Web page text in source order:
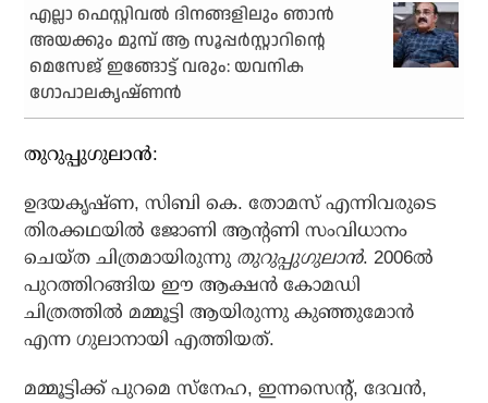
എല്ലാ ഫെസ്റ്റിവല്‍ ദിനങ്ങളിലും ഞാന്‍
അയക്കും മുമ്പ് ആ സൂപ്പര്‍സ്റ്റാറിന്റെ
മെസേജ് ഇങ്ങോട്ട് വരും: യവനിക
ഗോപാലകൃഷ്ണന്‍
തുറുപ്പുഗുലാന്‍:
ഉദയകൃഷ്ണ, സിബി കെ. തോമസ് എന്നിവരുടെ
തിരക്കഥയില്‍ ജോണി ആന്റണി സംവിധാനം
ചെയ്ത ചിത്രമായിരുന്നു തുറുപ്പുഗുലാന്‍. 2006ല്‍
പുറത്തിറങ്ങിയ ഈ ആക്ഷന്‍ കോമഡി
ചിത്രത്തില്‍ മമ്മൂട്ടി ആയിരുന്നു കുഞ്ഞുമോന്‍
എന്ന ഗുലാനായി എത്തിയത്.
മമ്മൂട്ടിക്ക് പുറമെ സ്‌നേഹ, ഇന്നസെന്റ്, ദേവന്‍,